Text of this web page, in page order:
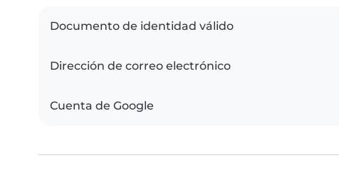
Documento de identidad válido
Dirección de correo electrónico
Cuenta de Google